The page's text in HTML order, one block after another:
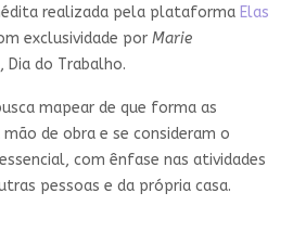
realizada pela plataforma Elas
exclusividade por Marie
do Trabalho.
mapear de que forma as
de obra e se consideram o
com ênfase nas atividades
pessoas e da própria casa.